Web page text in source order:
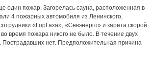
один пожар. Загорелась сауна, расположенная в
4 пожарных автомобиля из Ленинского,
«ГорГаза», «Севэнерго» и карета скорой
время пожара никого не было. В течение двух
нет. Предположительная причина